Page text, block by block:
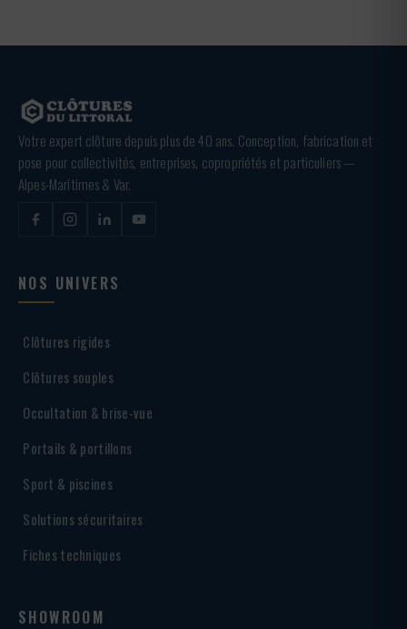
Votre expert clôture depuis plus de 40 ans. Conception, fabrication et
pose pour collectivités, entreprises, copropriétés et particuliers —
Alpes-Maritimes & Var.
NOS UNIVERS
Clôtures rigides
Clôtures souples
Occultation & brise-vue
Portails & portillons
Sport & piscines
Solutions sécuritaires
Fiches techniques
SHOWROOM